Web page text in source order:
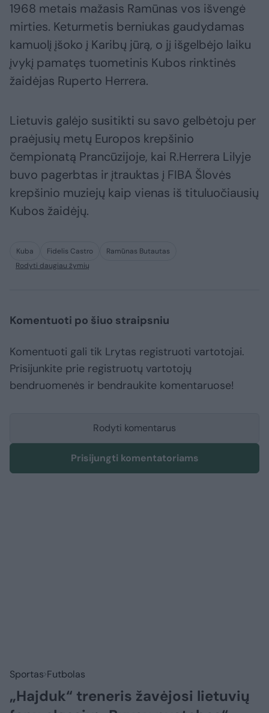
1968 metais mažasis Ramūnas vos išvengė
mirties. Keturmetis berniukas gaudydamas
kamuolį įšoko į Karibų jūrą, o jį išgelbėjo laiku
įvykį pamatęs tuometinis Kubos rinktinės
žaidėjas Ruperto Herrera.
Lietuvis galėjo susitikti su savo gelbėtoju per
praėjusių metų Europos krepšinio
čempionatą Prancūzijoje, kai R.Herrera Lilyje
buvo pagerbtas ir įtrauktas į FIBA Šlovės
krepšinio muziejų kaip vienas iš tituluočiausių
Kubos žaidėjų.
Kuba Fidelis Castro
Ramūnas Butautas
Rodyti daugiau žymių
Komentuoti po šiuo straipsniu
Komentuoti gali tik Lrytas registruoti vartotojai.
Prisijunkite prie registruotų vartotojų
bendruomenės ir bendraukite komentaruose!
Rodyti komentarus
Prisijungti komentatoriams
Sportas Futbolas
„Hajduk“ treneris žavėjosi lietuvių